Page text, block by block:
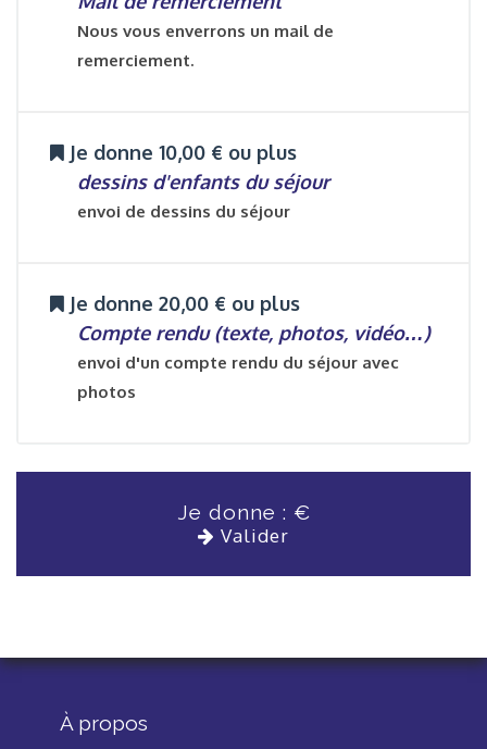
Nous vous enverrons un mail de
remerciement.
Je donne 10,00 € ou plus
dessins d'enfants du séjour
envoi de dessins du séjour
Je donne 20,00 € ou plus
Compte rendu (texte, photos, vidéo…)
envoi d'un compte rendu du séjour avec
photos
Je donne : €
Valider
À propos